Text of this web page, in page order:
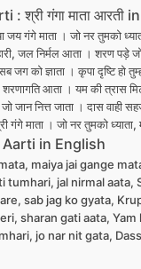
श्री गंगा माता आरती
जय गंगे माता । जो नर तुमको
जल निर्मल आता । शरण पड़े
जग को ज्ञाता । कृपा दृष्टि हो
शरणागति आता । यम की त्रास
जो जान नित्त जाता । दास
गंगे माता । जो नर तुमको
Aarti in English
maiya jai gange
tumhari, jal nirmal aata,
sab jag ko gyata,
sharan gati aata,
jo nar nit gata,